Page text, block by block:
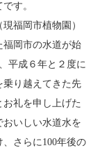
す。
福岡市植物園）
福岡市の水道が始
平成６年と２度に
乗り越えてきた先
礼を申し上げた
いしい水道水を
さらに100年後の